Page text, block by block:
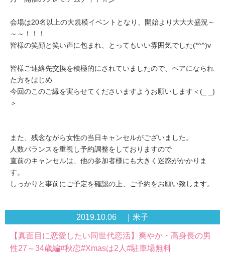
会場は20名以上の大規模イベントとなり、開始より大大大盛況～
～～！！！
皆様の笑顔と笑い声に包まれ、とってもいい雰囲気でした(*^^)v
皆様ご連絡先交換を積極的にされていましたので、ペアになられ
た方をはじめ
今回のこのご縁を実らせてくださいますようお願いします＜(_ _)
＞
また、残念ながら女性の当日キャンセルがございました。
人数バランスを重視し予約調整をしておりますので
直前のキャンセルは、他の参加者様にも大きく迷惑がかかりま
す。
しっかりと事前にご予定を確認の上、ご予約をお願い致します。
2019.10.06 ｜米子
【真面目に恋愛したい同世代恋活】爽やか・高身長の男
性27～34歳編#秋恋#Xmasは2人#駐車場無料